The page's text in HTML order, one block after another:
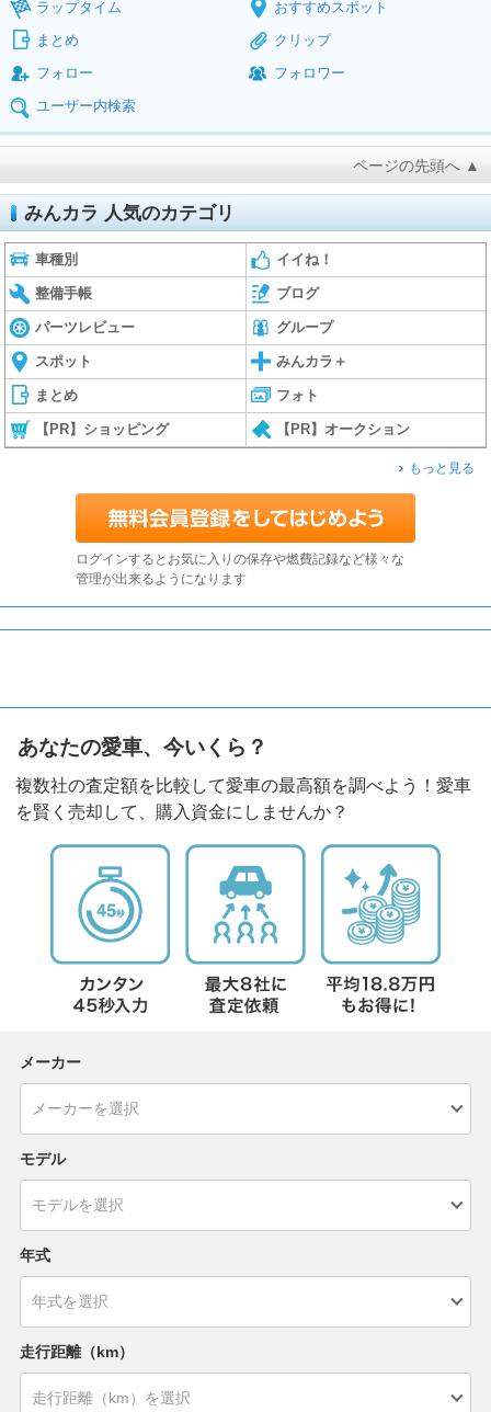
ラップタイム
おすすめスポット
まとめ
クリップ
フォロー
フォロワー
ユーザー内検索
ページの先頭へ ▲
みんカラ 人気のカテゴリ
車種別 イイね！
整備手帳 ブログ
パーツレビュー グループ
スポット みんカラ＋
まとめ フォト
【PR】ショッピング 【PR】オークション
もっと見る
ログインするとお気に入りの保存や燃費記録など様々な
管理が出来るようになります
あなたの愛車、今いくら？
複数社の査定額を比較して愛車の最高額を調べよう！愛車
を賢く売却して、購入資金にしませんか？
メーカー
モデル
年式
走行距離（km）